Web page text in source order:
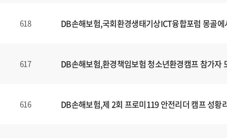
618 DB손해보험,국회환경생태기상ICT융합포럼 몽골에
617 DB손해보험,환경책임보험 청소년환경캠프 참가자
616 DB손해보험,제 2회 프로미119 안전리더 캠프 성황